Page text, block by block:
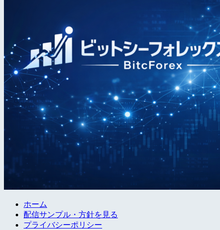
ホーム
配信サンプル・方針を見る
プライバシーポリシー